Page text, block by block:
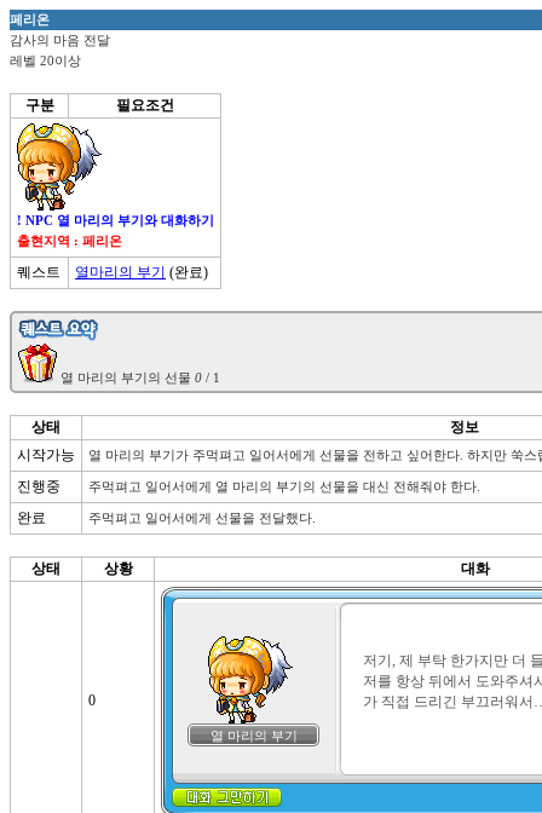
페리온
감사의 마음 전달
레벨 20이상
구분 필요조건
! NPC 열 마리의 부기와 대화하기
출현지역 : 페리온
퀘스트 열마리의 부기 (완료)
열 마리의 부기의 선물 0
상태
정보
시작가능
열 마리의 부기가 주먹펴고 일어서에게 선물을 전하고 싶어한다. 하지만 쑥
진행중 주먹펴고 일어서에게 열 마리의 부기의 선물을 대신 전해줘야 한다.
완료 주먹펴고 일어서에게 선물을 전달했다.
상태 상황 대화
0
열 마리의 부기
저기, 제 부탁 한가지만 더
저를 항상 뒤에서 도와주셔
가 직접 드리긴 부끄러워